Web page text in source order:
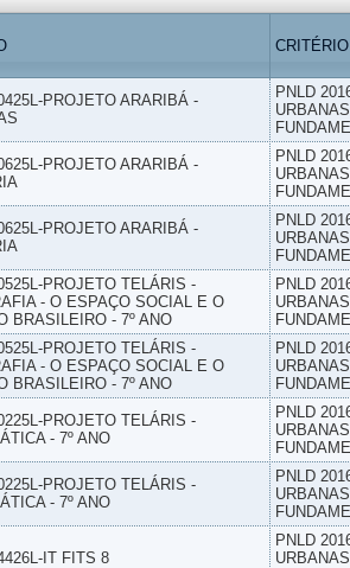
CRITÉRIO
PROJETO ARARIBÁ -
PNLD
PROJETO ARARIBÁ -
PNLD
PROJETO ARARIBÁ -
PNLD
PROJETO TELÁRIS -
- O ESPAÇO SOCIAL E O
BRASILEIRO - 7º ANO
PNLD
PROJETO TELÁRIS -
- O ESPAÇO SOCIAL E O
BRASILEIRO - 7º ANO
PNLD
PROJETO TELÁRIS -
- 7º ANO
PNLD
PROJETO TELÁRIS -
- 7º ANO
PNLD
IT FITS 8
PNLD